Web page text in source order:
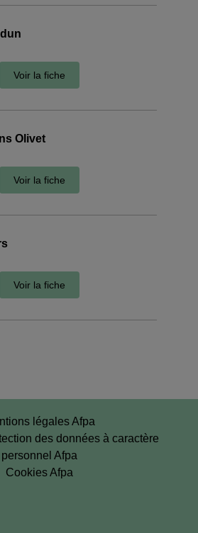
Voir la fiche
Olivet
Voir la fiche
Voir la fiche
légales Afpa
des données à caractère
personnel Afpa
Cookies Afpa